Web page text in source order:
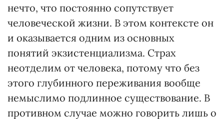
нечто, что постоянно сопутствует
человеческой жизни. В этом контексте он
и оказывается одним из основных
понятий экзистенциализма. Страх
неотделим от человека, потому что без
этого глубинного переживания вообще
немыслимо подлинное существование. В
противном случае можно говорить лишь о